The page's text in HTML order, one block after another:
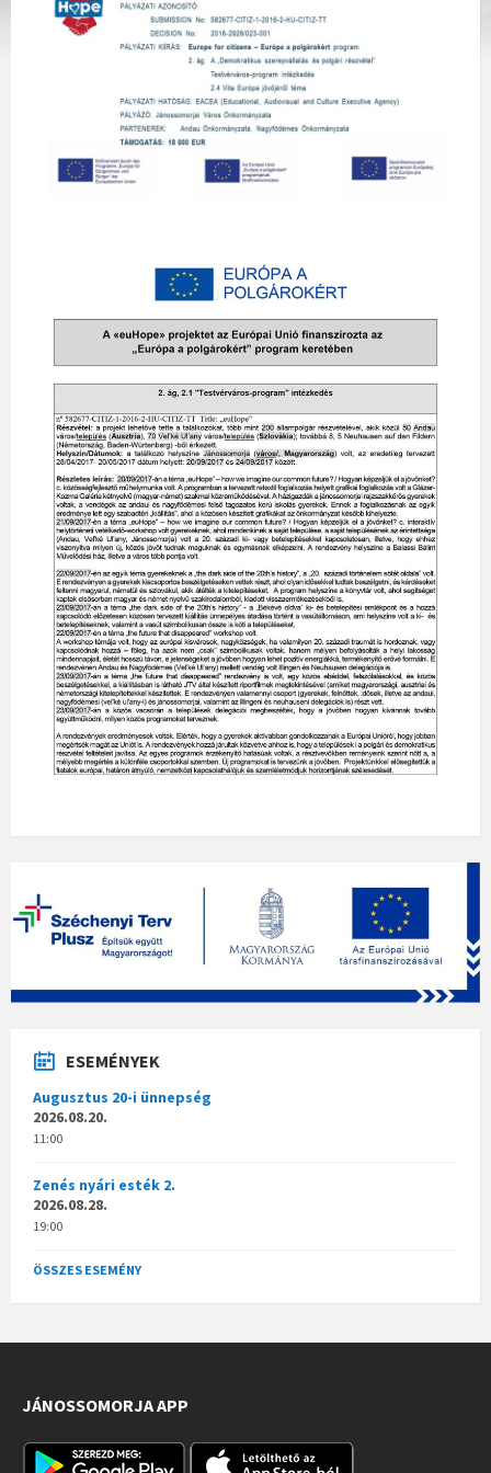
ESEMÉNYEK
Augusztus 20-i ünnepség
2026.08.20.
11:00
Zenés nyári esték 2.
2026.08.28.
19:00
ÖSSZES ESEMÉNY
JÁNOSSOMORJA APP